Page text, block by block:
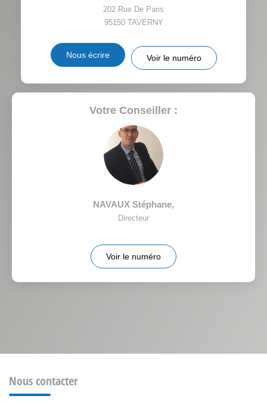
VOITURE
RÉSULTATS DES LYCÉES ECOLES ET CRÈCHES
202 Rue De Paris
95150 TAVERNY
Nous écrire Voir le numéro
Votre Conseiller :
NAVAUX Stéphane,
Directeur
Voir le numéro
Nous contacter